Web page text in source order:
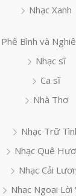
Nhạc Xanh
Phê Bình và
Nhạc sĩ
Ca sĩ
Nhà Thơ
Nhạc Trữ
Nhạc Quê
Nhạc Cải
Nhạc Ngoại Lời